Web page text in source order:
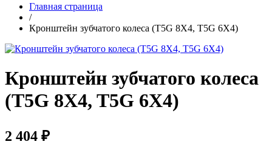
Главная страница
/
Кронштейн зубчатого колеса (T5G 8X4, T5G 6X4)
Кронштейн зубчатого колеса
(T5G 8X4, T5G 6X4)
2 404 ₽